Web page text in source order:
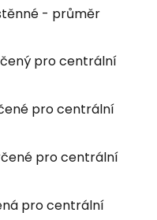
- průměr
pro centrální
pro centrální
pro centrální
pro centrální